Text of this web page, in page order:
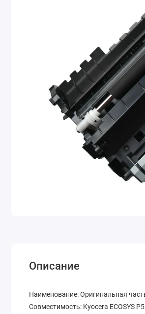
Описание
Наименование: Оригинальная
Совместимость: Kyocera ECOSYS